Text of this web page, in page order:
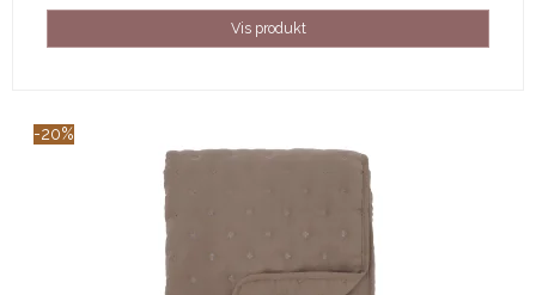
Vis produkt
-20%